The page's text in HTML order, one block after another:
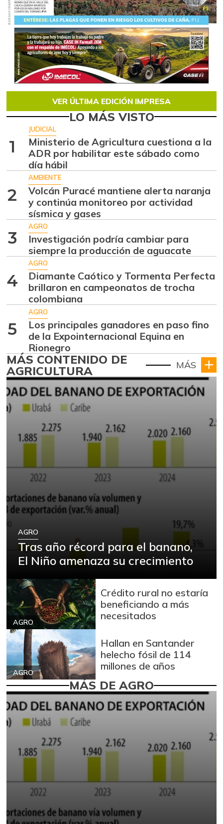
VER ÚLTIMA EDICIÓN IMPRESA
LO MÁS VISTO
1
JUDICIAL
Ministerio de Agricultura cuestiona a la
ADR por habilitar este sábado como
día hábil
2
AMBIENTE
Volcán Puracé mantiene alerta naranja
y continúa monitoreo por actividad
sísmica y gases
3
AGRO
Investigación podría cambiar para
siempre la producción de aguacate
4
AGRO
Diamante Caótico y Tormenta Perfecta
brillaron en campeonatos de trocha
colombiana
5
AGRO
Los principales ganadores en paso fino
de la Expointernacional Equina en
Rionegro
MÁS CONTENIDO DE
AGRICULTURA MÁS
AGRO
Tras año récord para el banano,
El Niño amenaza su crecimiento
AGRO
Crédito rural no estaría
beneficiando a más
necesitados
AGRO
Hallan en Santander
helecho fósil de 114
millones de años
MÁS DE AGRO